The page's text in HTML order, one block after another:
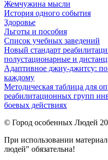
Жемчужина мысли
История одного события
Здоровье
Льготы и пособия
Список учебных заведений
Новый стандарт
полустационарные и
Адаптивное джиу-джитсу:
каждому
Методическая таблица для
реабилитационных групп
боевых действиях
© Город особенных Людей
При использовании
людей" обязательна!